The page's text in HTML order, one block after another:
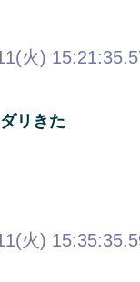
火)
リきた
火)